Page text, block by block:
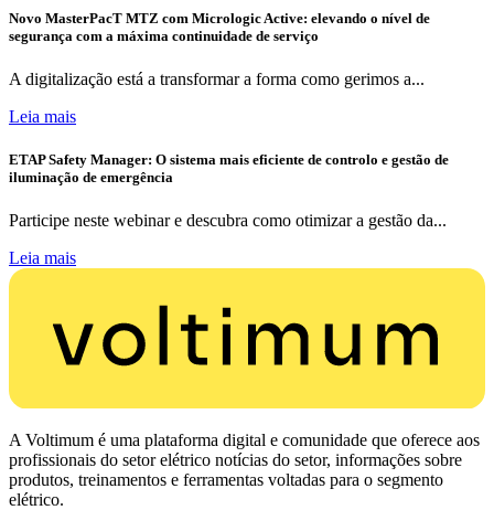
Novo MasterPacT MTZ com Micrologic Active: elevando o nível de
segurança com a máxima continuidade de serviço
A digitalização está a transformar a forma como gerimos a...
Leia mais
ETAP Safety Manager: O sistema mais eficiente de controlo e gestão de
iluminação de emergência
Participe neste webinar e descubra como otimizar a gestão da...
Leia mais
A Voltimum é uma plataforma digital e comunidade que oferece aos
profissionais do setor elétrico notícias do setor, informações sobre
produtos, treinamentos e ferramentas voltadas para o segmento
elétrico.